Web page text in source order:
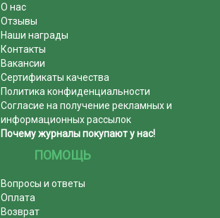
О нас
Отзывы
Наши награды
Контакты
Вакансии
Сертификаты качества
Политика конфиденциальности
Согласие на получение рекламных и
информационных рассылок
Почему журналы покупают у нас!
ПОМОЩЬ
Вопросы и ответы
Оплата
Возврат